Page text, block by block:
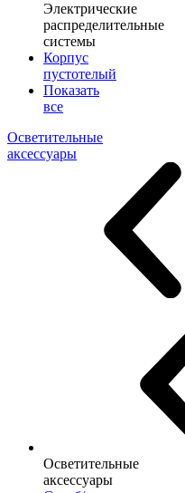
Электрические
распределительные
системы
Корпус
пустотелый
Показать
все
Осветительные
аксессуары
Осветительные
аксессуары